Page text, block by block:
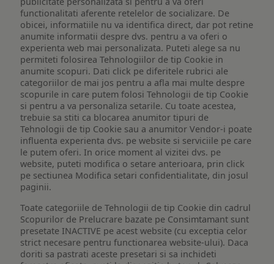
functionalitati aferente retelelor de socializare. De
obicei, informatiile nu va identifica direct, dar pot retine
anumite informatii despre dvs. pentru a va oferi o
experienta web mai personalizata. Puteti alege sa nu
permiteti folosirea Tehnologiilor de tip Cookie in
anumite scopuri. Dati click pe diferitele rubrici ale
categoriilor de mai jos pentru a afla mai multe despre
scopurile in care putem folosi Tehnologii de tip Cookie
si pentru a va personaliza setarile. Cu toate acestea,
trebuie sa stiti ca blocarea anumitor tipuri de
Tehnologii de tip Cookie sau a anumitor Vendor-i poate
influenta experienta dvs. pe website si serviciile pe care
le putem oferi. In orice moment al vizitei dvs. pe
website, puteti modifica o setare anterioara, prin click
pe sectiunea Modifica setari confidentialitate, din josul
paginii.
Toate categoriile de Tehnologii de tip Cookie din cadrul
Scopurilor de Prelucrare bazate pe Consimtamant sunt
presetate INACTIVE pe acest website (cu exceptia celor
strict necesare pentru functionarea website-ului). Daca
doriti sa pastrati aceste presetari si sa inchideti